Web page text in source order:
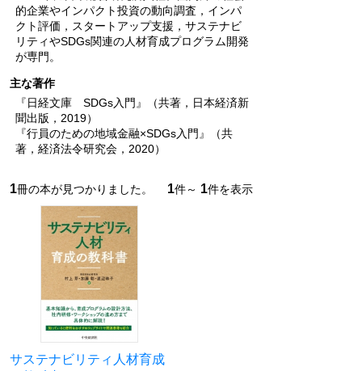
的企業やインパクト投資の動向調査，インパ
クト評価，スタートアップ支援，サステナビ
リティやSDGs関連の人材育成プログラム開発
が専門。
主な著作
『日経文庫 SDGs入門』（共著，日本経済新
聞出版，2019）
『行員のための地域金融×SDGs入門』（共
著，経済法令研究会，2020）
1冊の本が見つかりました。 1件～ 1件を表示
サステナビリティ人材育成